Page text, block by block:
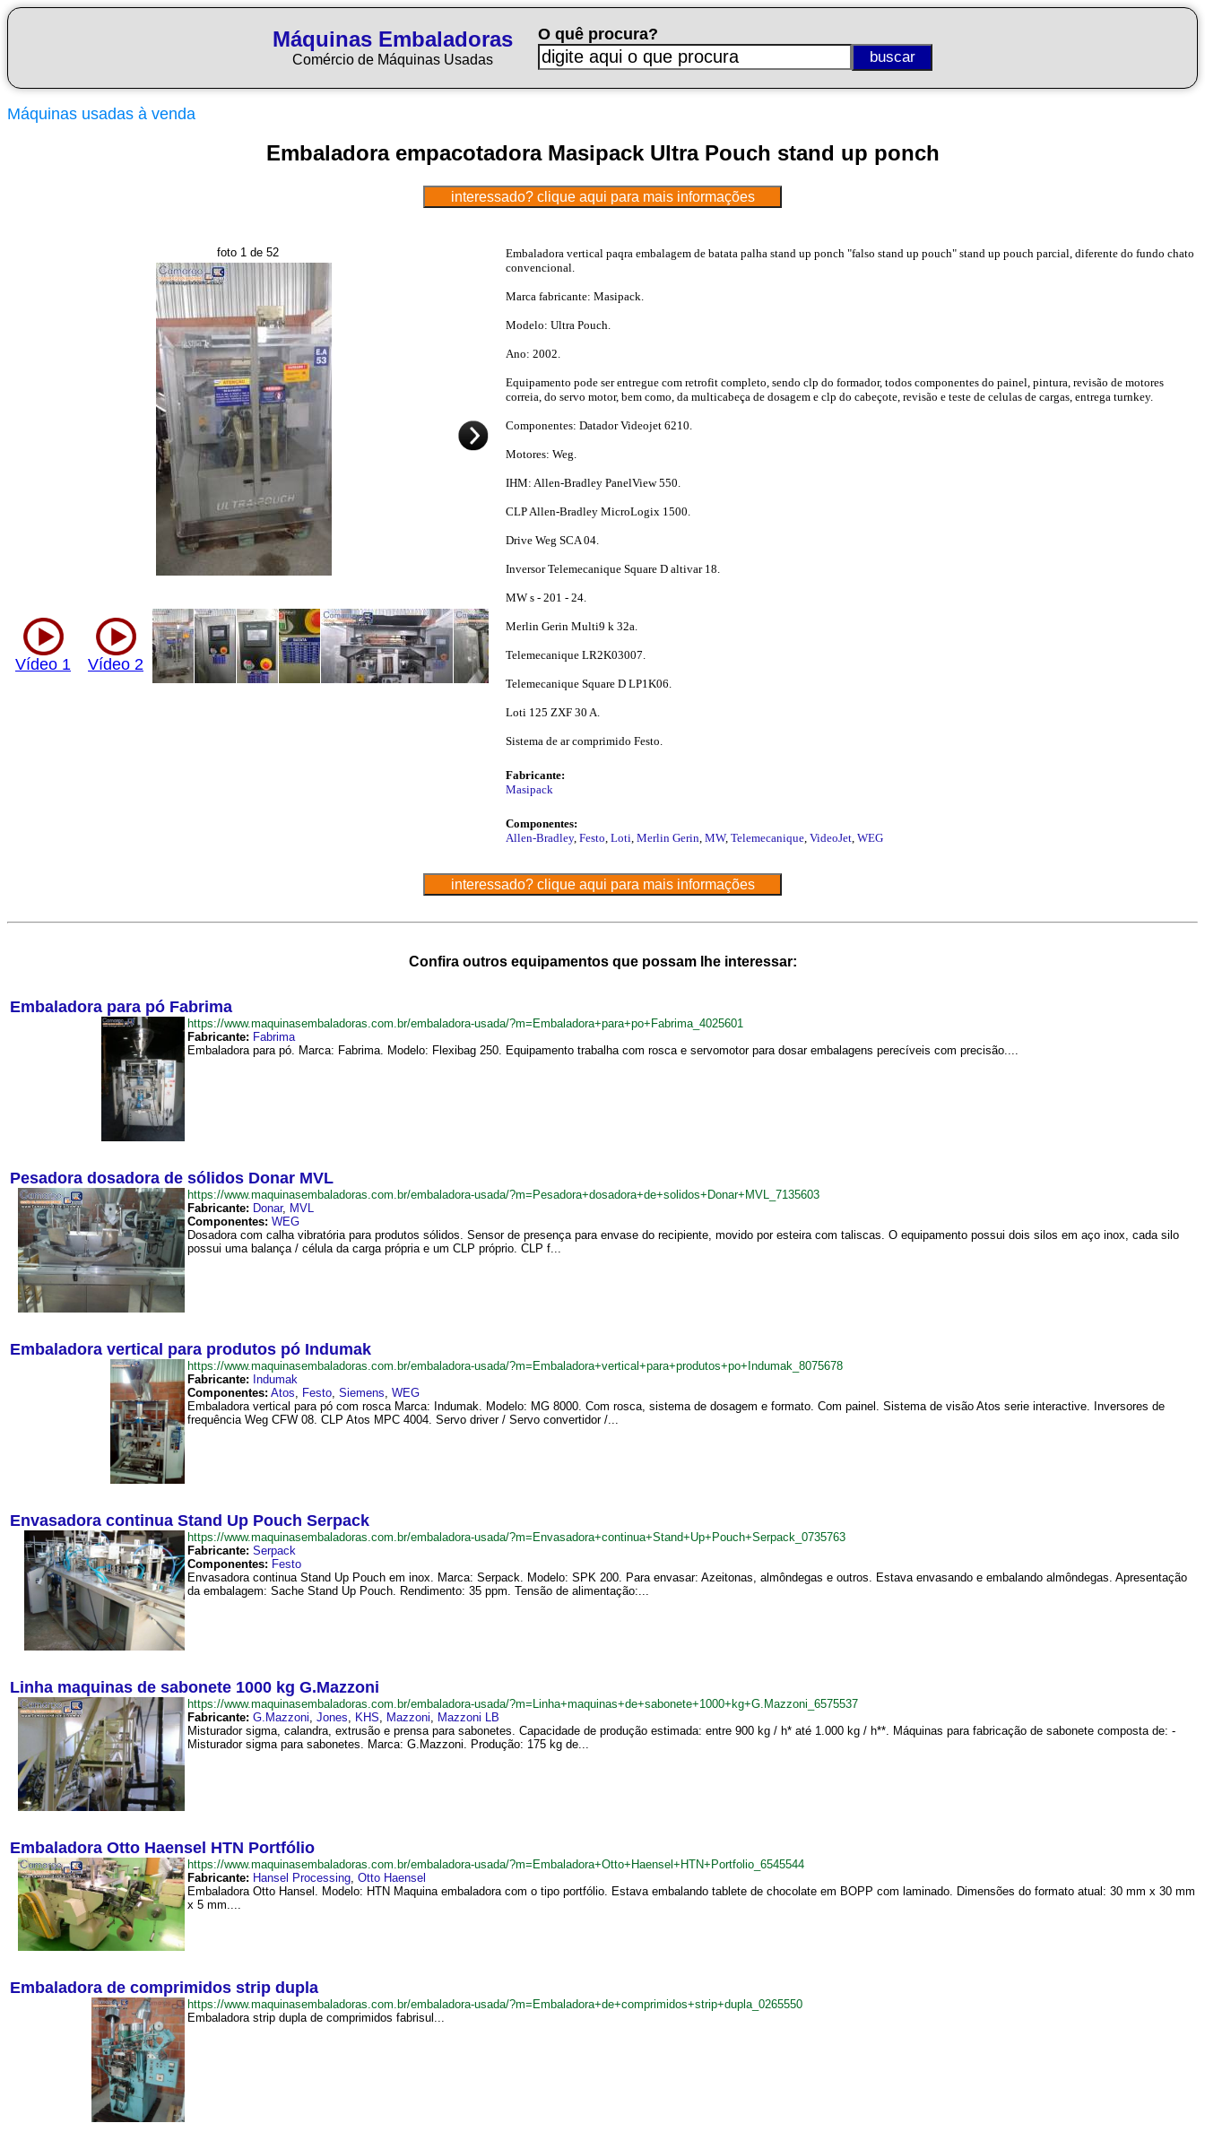
Máquinas Embaladoras
Comércio de Máquinas Usadas
O quê procura?
Máquinas usadas à venda
Embaladora empacotadora Masipack Ultra Pouch stand up ponch
foto 1 de 52
Vídeo 1 Vídeo 2
Embaladora vertical paqra embalagem de batata palha stand up ponch "falso stand up pouch" stand up pouch parcial, diferente do fundo chato
convencional.
Marca fabricante: Masipack.
Modelo: Ultra Pouch.
Ano: 2002.
Equipamento pode ser entregue com retrofit completo, sendo clp do formador, todos componentes do painel, pintura, revisão de motores
correia, do servo motor, bem como, da multicabeça de dosagem e clp do cabeçote, revisão e teste de celulas de cargas, entrega turnkey.
Componentes: Datador Videojet 6210.
Motores: Weg.
IHM: Allen-Bradley PanelView 550.
CLP Allen-Bradley MicroLogix 1500.
Drive Weg SCA 04.
Inversor Telemecanique Square D altivar 18.
MW s - 201 - 24.
Merlin Gerin Multi9 k 32a.
Telemecanique LR2K03007.
Telemecanique Square D LP1K06.
Loti 125 ZXF 30 A.
Sistema de ar comprimido Festo.
Fabricante:
Masipack
Componentes:
Allen-Bradley, Festo, Loti, Merlin Gerin, MW, Telemecanique, VideoJet, WEG
Confira outros equipamentos que possam lhe interessar:
Embaladora para pó Fabrima
https://www.maquinasembaladoras.com.br/embaladora-usada/?m=Embaladora+para+po+Fabrima_4025601
Fabricante: Fabrima
Embaladora para pó. Marca: Fabrima. Modelo: Flexibag 250. Equipamento trabalha com rosca e servomotor para dosar embalagens perecíveis com precisão....
Pesadora dosadora de sólidos Donar MVL
https://www.maquinasembaladoras.com.br/embaladora-usada/?m=Pesadora+dosadora+de+solidos+Donar+MVL_7135603
Fabricante: Donar, MVL
Componentes: WEG
Dosadora com calha vibratória para produtos sólidos. Sensor de presença para envase do recipiente, movido por esteira com taliscas. O equipamento possui dois silos em aço inox, cada silo
possui uma balança / célula da carga própria e um CLP próprio. CLP f...
Embaladora vertical para produtos pó Indumak
https://www.maquinasembaladoras.com.br/embaladora-usada/?m=Embaladora+vertical+para+produtos+po+Indumak_8075678
Fabricante: Indumak
Componentes: Atos, Festo, Siemens, WEG
Embaladora vertical para pó com rosca Marca: Indumak. Modelo: MG 8000. Com rosca, sistema de dosagem e formato. Com painel. Sistema de visão Atos serie interactive. Inversores de
frequência Weg CFW 08. CLP Atos MPC 4004. Servo driver / Servo convertidor /...
Envasadora continua Stand Up Pouch Serpack
https://www.maquinasembaladoras.com.br/embaladora-usada/?m=Envasadora+continua+Stand+Up+Pouch+Serpack_0735763
Fabricante: Serpack
Componentes: Festo
Envasadora continua Stand Up Pouch em inox. Marca: Serpack. Modelo: SPK 200. Para envasar: Azeitonas, almôndegas e outros. Estava envasando e embalando almôndegas. Apresentação
da embalagem: Sache Stand Up Pouch. Rendimento: 35 ppm. Tensão de alimentação:...
Linha maquinas de sabonete 1000 kg G.Mazzoni
https://www.maquinasembaladoras.com.br/embaladora-usada/?m=Linha+maquinas+de+sabonete+1000+kg+G.Mazzoni_6575537
Fabricante: G.Mazzoni, Jones, KHS, Mazzoni, Mazzoni LB
Misturador sigma, calandra, extrusão e prensa para sabonetes. Capacidade de produção estimada: entre 900 kg / h* até 1.000 kg / h**. Máquinas para fabricação de sabonete composta de: -
Misturador sigma para sabonetes. Marca: G.Mazzoni. Produção: 175 kg de...
Embaladora Otto Haensel HTN Portfólio
https://www.maquinasembaladoras.com.br/embaladora-usada/?m=Embaladora+Otto+Haensel+HTN+Portfolio_6545544
Fabricante: Hansel Processing, Otto Haensel
Embaladora Otto Hansel. Modelo: HTN Maquina embaladora com o tipo portfólio. Estava embalando tablete de chocolate em BOPP com laminado. Dimensões do formato atual: 30 mm x 30 mm
x 5 mm....
Embaladora de comprimidos strip dupla
https://www.maquinasembaladoras.com.br/embaladora-usada/?m=Embaladora+de+comprimidos+strip+dupla_0265550
Embaladora strip dupla de comprimidos fabrisul...